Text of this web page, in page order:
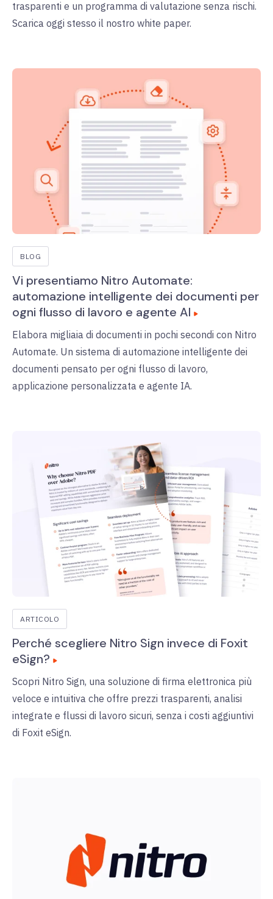
trasparenti e un programma di valutazione senza rischi.
Scarica oggi stesso il nostro white paper.
BLOG
Vi presentiamo Nitro Automate:
automazione intelligente dei documenti per
ogni flusso di lavoro e agente AI
Elabora migliaia di documenti in pochi secondi con Nitro
Automate. Un sistema di automazione intelligente dei
documenti pensato per ogni flusso di lavoro,
applicazione personalizzata e agente IA.
ARTICOLO
Perché scegliere Nitro Sign invece di Foxit
eSign?
Scopri Nitro Sign, una soluzione di firma elettronica più
veloce e intuitiva che offre prezzi trasparenti, analisi
integrate e flussi di lavoro sicuri, senza i costi aggiuntivi
di Foxit eSign.